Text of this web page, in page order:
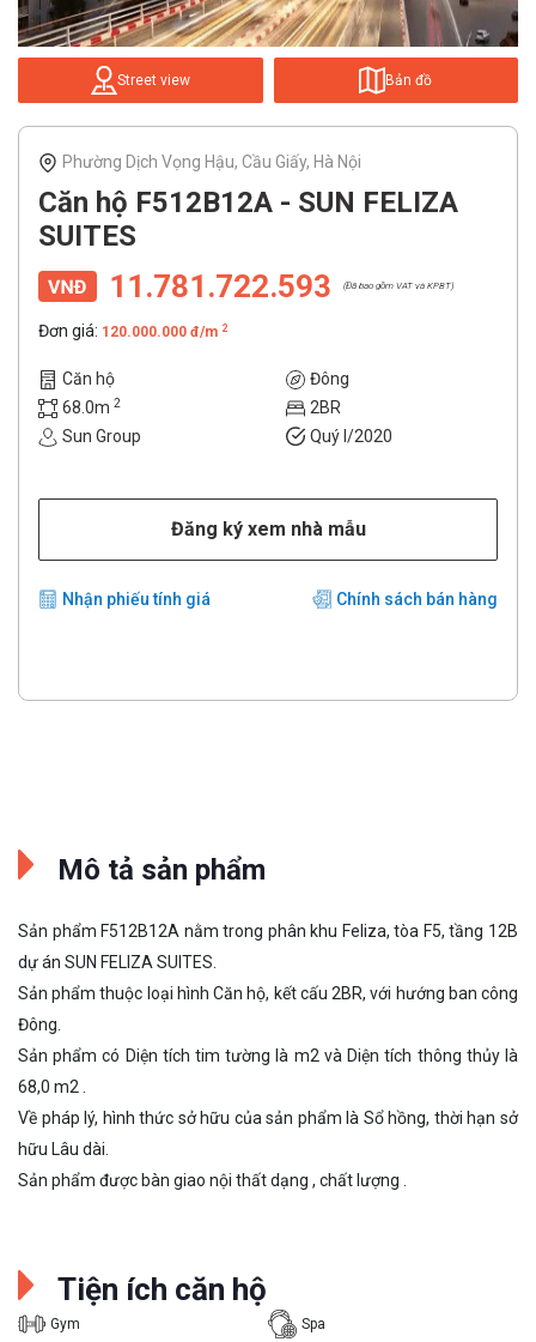
Street view Bản đồ
Phường Dịch Vọng Hậu, Cầu Giấy, Hà Nội
Căn hộ F512B12A - SUN FELIZA
SUITES
11.781.722.593 (Đã bao gồm VAT và KPBT)
Đơn giá: 120.000.000 đ/m 2
Căn hộ
Đông
68.0m 2
2BR
Sun Group
Quý I/2020
Đăng ký xem nhà mẫu
Nhận phiếu tính giá Chính sách bán hàng
Mô tả sản phẩm
Sản phẩm F512B12A nằm trong phân khu Feliza, tòa F5, tầng 12B
dự án SUN FELIZA SUITES.
Sản phẩm thuộc loại hình Căn hộ, kết cấu 2BR, với hướng ban công
Đông.
Sản phẩm có Diện tích tim tường là m2 và Diện tích thông thủy là
68,0 m2 .
Về pháp lý, hình thức sở hữu của sản phẩm là Sổ hồng, thời hạn sở
hữu Lâu dài.
Sản phẩm được bàn giao nội thất dạng , chất lượng .
Tiện ích căn hộ
Gym Spa